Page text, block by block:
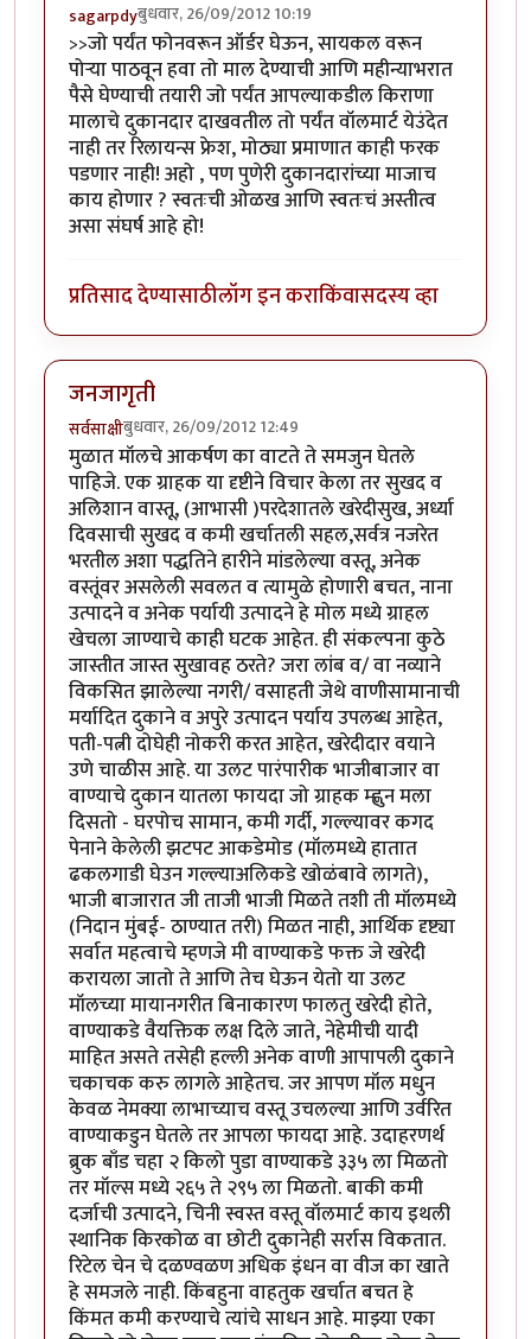
sagarpdyबुधवार, 26/09/2012 10:19
>>जो पर्यंत फोनवरून ऑर्डर घेऊन, सायकल वरून
पोर्‍या पाठवून हवा तो माल देण्याची आणि महीन्याभरात
पैसे घेण्याची तयारी जो पर्यंत आपल्याकडील किराणा
मालाचे दुकानदार दाखवतील तो पर्यंत वॉलमार्ट येउंदेत
नाही तर रिलायन्स फ्रेश, मोठ्या प्रमाणात काही फरक
पडणार नाही! अहो , पण पुणेरी दुकानदारांच्या माजाच
काय होणार ? स्वतःची ओळख आणि स्वतःचं अस्तीत्व
असा संघर्ष आहे हो!
प्रतिसाद देण्यासाठीलॉग इन कराकिंवासदस्य व्हा
जनजागृती
सर्वसाक्षीबुधवार, 26/09/2012 12:49
मुळात मॉलचे आकर्षण का वाटते ते समजुन घेतले
पाहिजे. एक ग्राहक या दृष्टीने विचार केला तर सुखद व
अलिशान वास्तू, (आभासी )परदेशातले खरेदीसुख, अर्ध्या
दिवसाची सुखद व कमी खर्चातली सहल,सर्वत्र नजरेत
भरतील अशा पद्धतिने हारीने मांडलेल्या वस्तू, अनेक
वस्तूंवर असलेली सवलत व त्यामुळे होणारी बचत, नाना
उत्पादने व अनेक पर्यायी उत्पादने हे मोल मध्ये ग्राहल
खेचला जाण्याचे काही घटक आहेत. ही संकल्पना कुठे
जास्तीत जास्त सुखावह ठरते? जरा लांब व/ वा नव्याने
विकसित झालेल्या नगरी/ वसाहती जेथे वाणीसामानाची
मर्यादित दुकाने व अपुरे उत्पादन पर्याय उपलब्ध आहेत,
पती-पत्नी दोघेही नोकरी करत आहेत, खरेदीदार वयाने
उणे चाळीस आहे. या उलट पारंपारीक भाजीबाजार वा
वाण्याचे दुकान यातला फायदा जो ग्राहक म्ह्णुन मला
दिसतो - घरपोच सामान, कमी गर्दी, गल्ल्यावर कगद
पेनाने केलेली झटपट आकडेमोड (मॉलमध्ये हातात
ढकलगाडी घेउन गल्ल्याअलिकडे खोळंबावे लागते),
भाजी बाजारात जी ताजी भाजी मिळते तशी ती मॉलमध्ये
(निदान मुंबई- ठाण्यात तरी) मिळत नाही, आर्थिक दृष्ट्या
सर्वात महत्वाचे म्हणजे मी वाण्याकडे फक्त जे खरेदी
करायला जातो ते आणि तेच घेऊन येतो या उलट
मॉलच्या मायानगरीत बिनाकारण फालतु खरेदी होते,
वाण्याकडे वैयक्तिक लक्ष दिले जाते, नेहेमीची यादी
माहित असते तसेही हल्ली अनेक वाणी आपापली दुकाने
चकाचक करु लागले आहेतच. जर आपण मॉल मधुन
केवळ नेमक्या लाभाच्याच वस्तू उचलल्या आणि उर्वरित
वाण्याकडुन घेतले तर आपला फायदा आहे. उदाहरणर्थ
ब्रुक बाँड चहा २ किलो पुडा वाण्याकडे ३३५ ला मिळतो
तर मॉल्स मध्ये २६५ ते २९५ ला मिळतो. बाकी कमी
दर्जाची उत्पादने, चिनी स्वस्त वस्तू वॉलमार्ट काय इथली
स्थानिक किरकोळ वा छोटी दुकानेही सर्रास विकतात.
रिटेल चेन चे दळण्वळण अधिक इंधन वा वीज का खाते
हे समजले नाही. किंबहुना वाहतुक खर्चात बचत हे
किंमत कमी करण्याचे त्यांचे साधन आहे. माझ्या एका